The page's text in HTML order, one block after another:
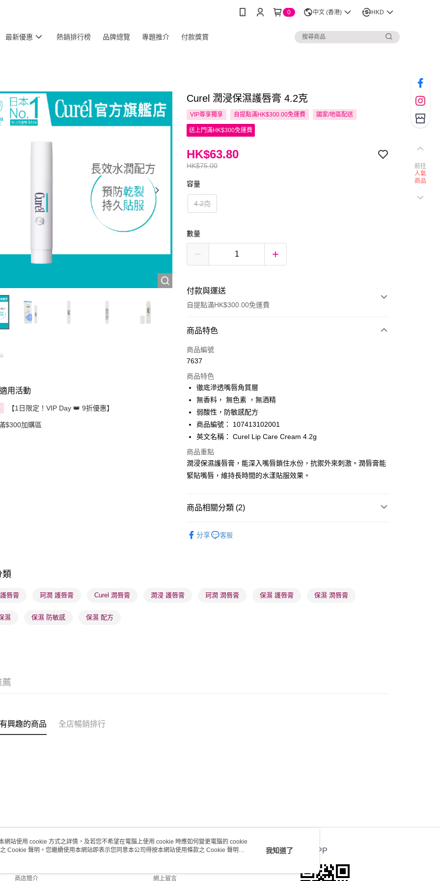
0 中文 (香港) HKD
最新優惠 熱銷排行榜 品牌總覽 專題推介 付款獎賞
用活動
【1日限定！VIP Day 👑 9折優惠】
$300加購區
Curel 潤浸保濕護唇膏 4.2克
VIP尊享獨享 自提點滿HK$300.00免運費 國家/地區配送
送上門滿HK$300免運費
HK$75.00
HK$63.80
容量
4.2克
數量
付款與運送
自提點滿HK$300.00免運費
付款方式
信用卡
AlipayHK
PayMe
WeChat Pay
BoC Pay
送貨方式
每筆HK$65.00，滿HK$300.00或以上免運費
每筆HK$65.00，滿HK$300.00或以上免運費
(香港門市) 只顯示可選門市。確認發貨後2-5個工作天到店，3天內
商品特色
商品編號
7637
商品特色
徹底滲透嘴唇角質層
無香料， 無色素 ，無酒精
弱酸性，防敏感配方
商品編號： 107413102001
英文名稱： Curel Lip Care Cream 4.2g
商品重點
潤浸保濕護唇膏，能深入嘴唇鎖住水份，抗禦外來刺激。潤唇膏能
緊貼嘴唇，維持長時間的水漾貼服效果。
商品相關分類 (2)
分享 客服
類
唇膏 珂潤 護唇膏 Curel 潤唇膏 潤浸 護唇膏 珂潤 潤唇膏 保濕 護唇膏 保濕 潤唇膏
濕 保濕 防敏感 保濕 配方
薦
興趣的商品 全店暢銷排行
關於我們
商店簡介
客戶服務
網上留言
官方APP
前往
人氣
商品
網站使用 cookie 方式之詳情，及若您不希望在電腦上使用 cookie 時應如何變更電腦的 cookie
之 Cookie 聲明。您繼續使用本網站即表示您同意本公司得按本網站使用條款之 Cookie 聲明使
我知道了